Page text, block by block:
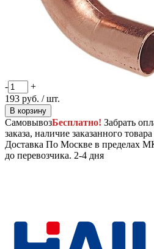
-
+
193 руб. / шт.
В корзину
СамовывозБесплатно! Забрать
заказа, наличие заказанного
Доставка По Москве в пределах
до перевозчика. 2-4 дня